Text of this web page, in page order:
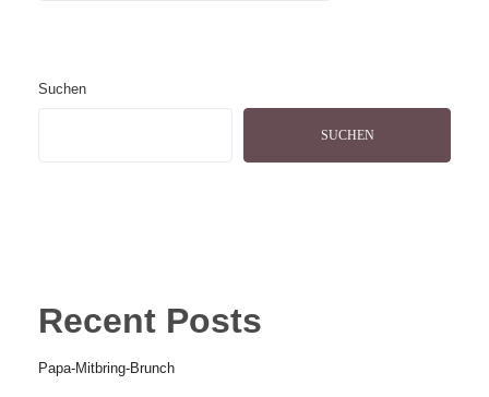
Suchen
SUCHEN
Recent Posts
Papa-Mitbring-Brunch